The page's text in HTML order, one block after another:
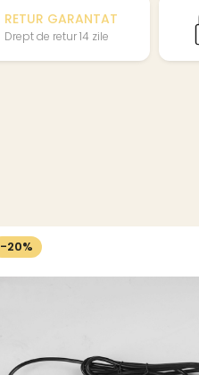
RETUR GARANTAT
Drept de retur 14 zile
-20%